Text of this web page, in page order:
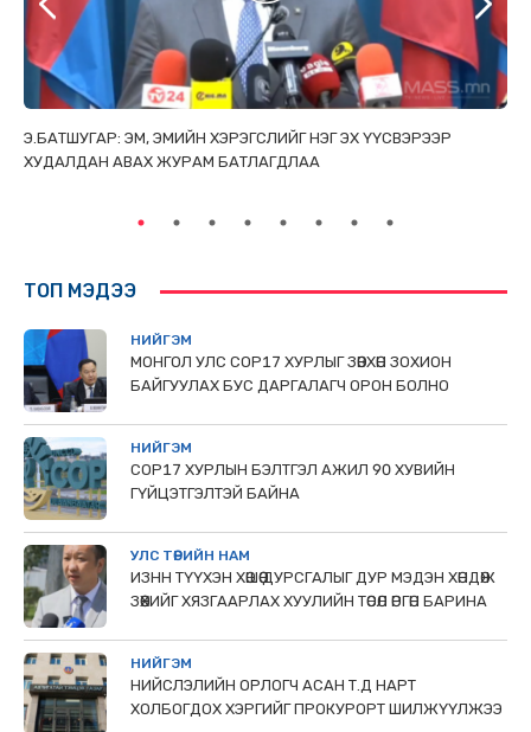
Э.БАТШУГАР: ЭМ, ЭМИЙН ХЭРЭГСЛИЙГ НЭГ ЭХ ҮҮСВЭРЭЭР
ХУДАЛДАН АВАХ ЖУРАМ БАТЛАГДЛАА
ТОП МЭДЭЭ
НИЙГЭМ
МОНГОЛ УЛС СОР17 ХУРЛЫГ ЗӨВХӨН ЗОХИОН
БАЙГУУЛАХ БУС ДАРГАЛАГЧ ОРОН БОЛНО
НИЙГЭМ
COP17 ХУРЛЫН БЭЛТГЭЛ АЖИЛ 90 ХУВИЙН
ГҮЙЦЭТГЭЛТЭЙ БАЙНА
УЛС ТӨРИЙН НАМ
ИЗНН ТҮҮХЭН ХӨШӨӨ ДУРСГАЛЫГ ДУР МЭДЭН ХӨНДӨЖ
ЗӨӨХИЙГ ХЯЗГААРЛАХ ХУУЛИЙН ТӨСӨЛ ӨРГӨН БАРИНА
НИЙГЭМ
НИЙСЛЭЛИЙН ОРЛОГЧ АСАН Т.Д НАРТ
ХОЛБОГДОХ ХЭРГИЙГ ПРОКУРОРТ ШИЛЖҮҮЛЖЭЭ